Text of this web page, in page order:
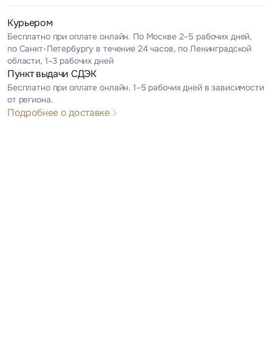
Курьером
Бесплатно при оплате онлайн. По Москве 2–5 рабочих дней,
по Санкт-Петербургу в течение 24 часов, по Ленинградской
области, 1–3 рабочих дней
Пункт выдачи СДЭК
Бесплатно при оплате онлайн. 1–5 рабочих дней в зависимости
от региона.
Подробнее о доставке